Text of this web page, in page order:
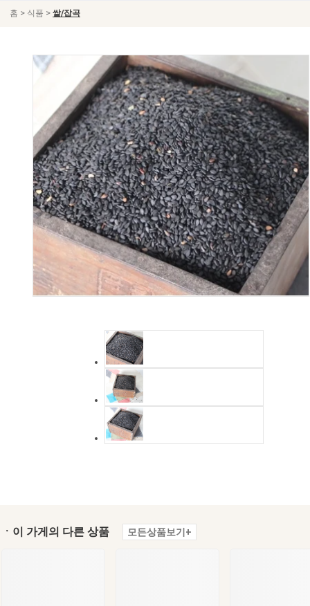
홈 > 식품 > 쌀/잡곡
ㆍ이 가게의 다른 상품 모든상품보기+